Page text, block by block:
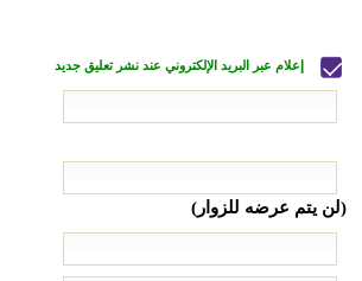
إعلام عبر البريد الإلكتروني عند نشر تعليق جديد
(لن يتم عرضه للزوار)